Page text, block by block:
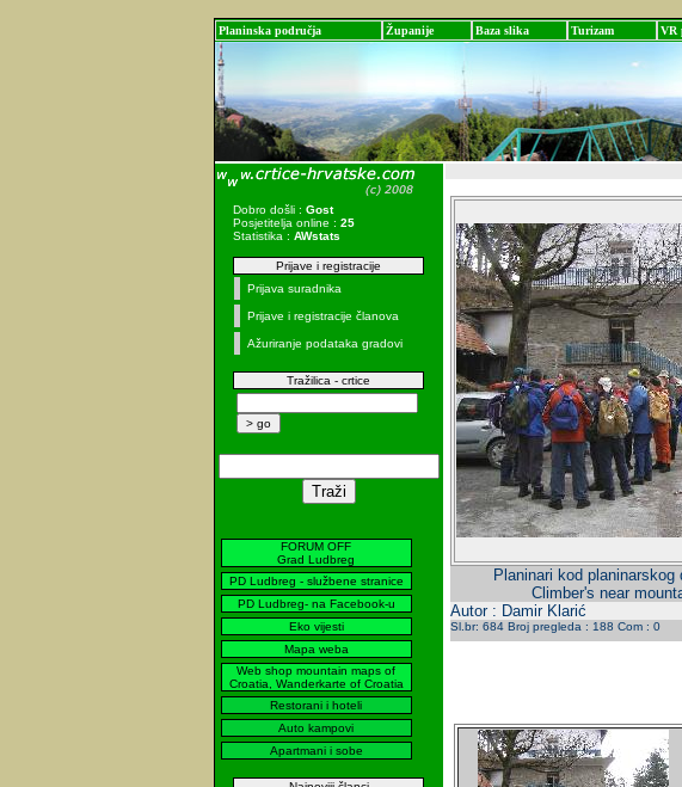
Planinska područja Županije Baza slika Turizam VR
Dobro došli : Gost
Posjetitelja online : 25
Statistika : AWstats
Prijave i registracije
Prijava suradnika
Prijave i registracije članova
Ažuriranje podataka gradovi
Tražilica - crtice
FORUM OFF
Grad Ludbreg
PD Ludbreg - službene stranice
PD Ludbreg- na Facebook-u
Eko vijesti
Mapa weba
Web shop mountain maps of
Croatia, Wanderkarte of Croatia
Restorani i hoteli
Auto kampovi
Apartmani i sobe
Planinari kod
Climber's near
Autor : Damir Klarić
Sl.br: 684 Broj pregleda : 188 Com : 0